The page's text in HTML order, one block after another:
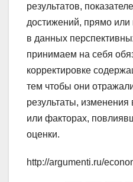
результатов,
достижений, прямо
в данных
принимаем на себя
корректировке
тем чтобы они
результаты,
или факторах,
оценки.
http://argumenti.ru/